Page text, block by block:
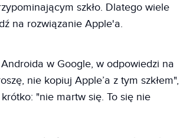
szkło. Dlatego wiele
na rozwiązanie Apple'a.
w Google, w odpowiedzi na
nie kopiuj Apple’a z tym szkłem",
"nie martw się. To się nie